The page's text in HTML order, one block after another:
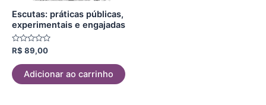
Escutas: práticas públicas,
experimentais e engajadas
Avaliação
de
5
R$ 89,00
Adicionar ao carrinho